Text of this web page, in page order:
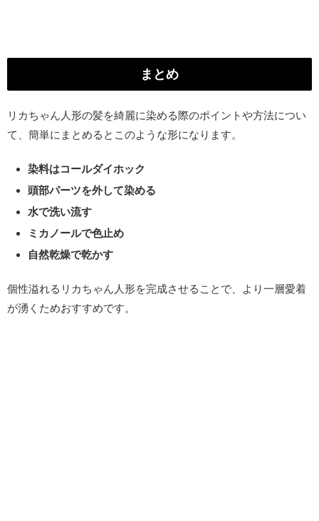
まとめ
リカちゃん人形の髪を綺麗に染める際のポイントや方法につい
て、簡単にまとめるとこのような形になります。
染料はコールダイホック
頭部パーツを外して染める
水で洗い流す
ミカノールで色止め
自然乾燥で乾かす
個性溢れるリカちゃん人形を完成させることで、より一層愛着
が湧くためおすすめです。